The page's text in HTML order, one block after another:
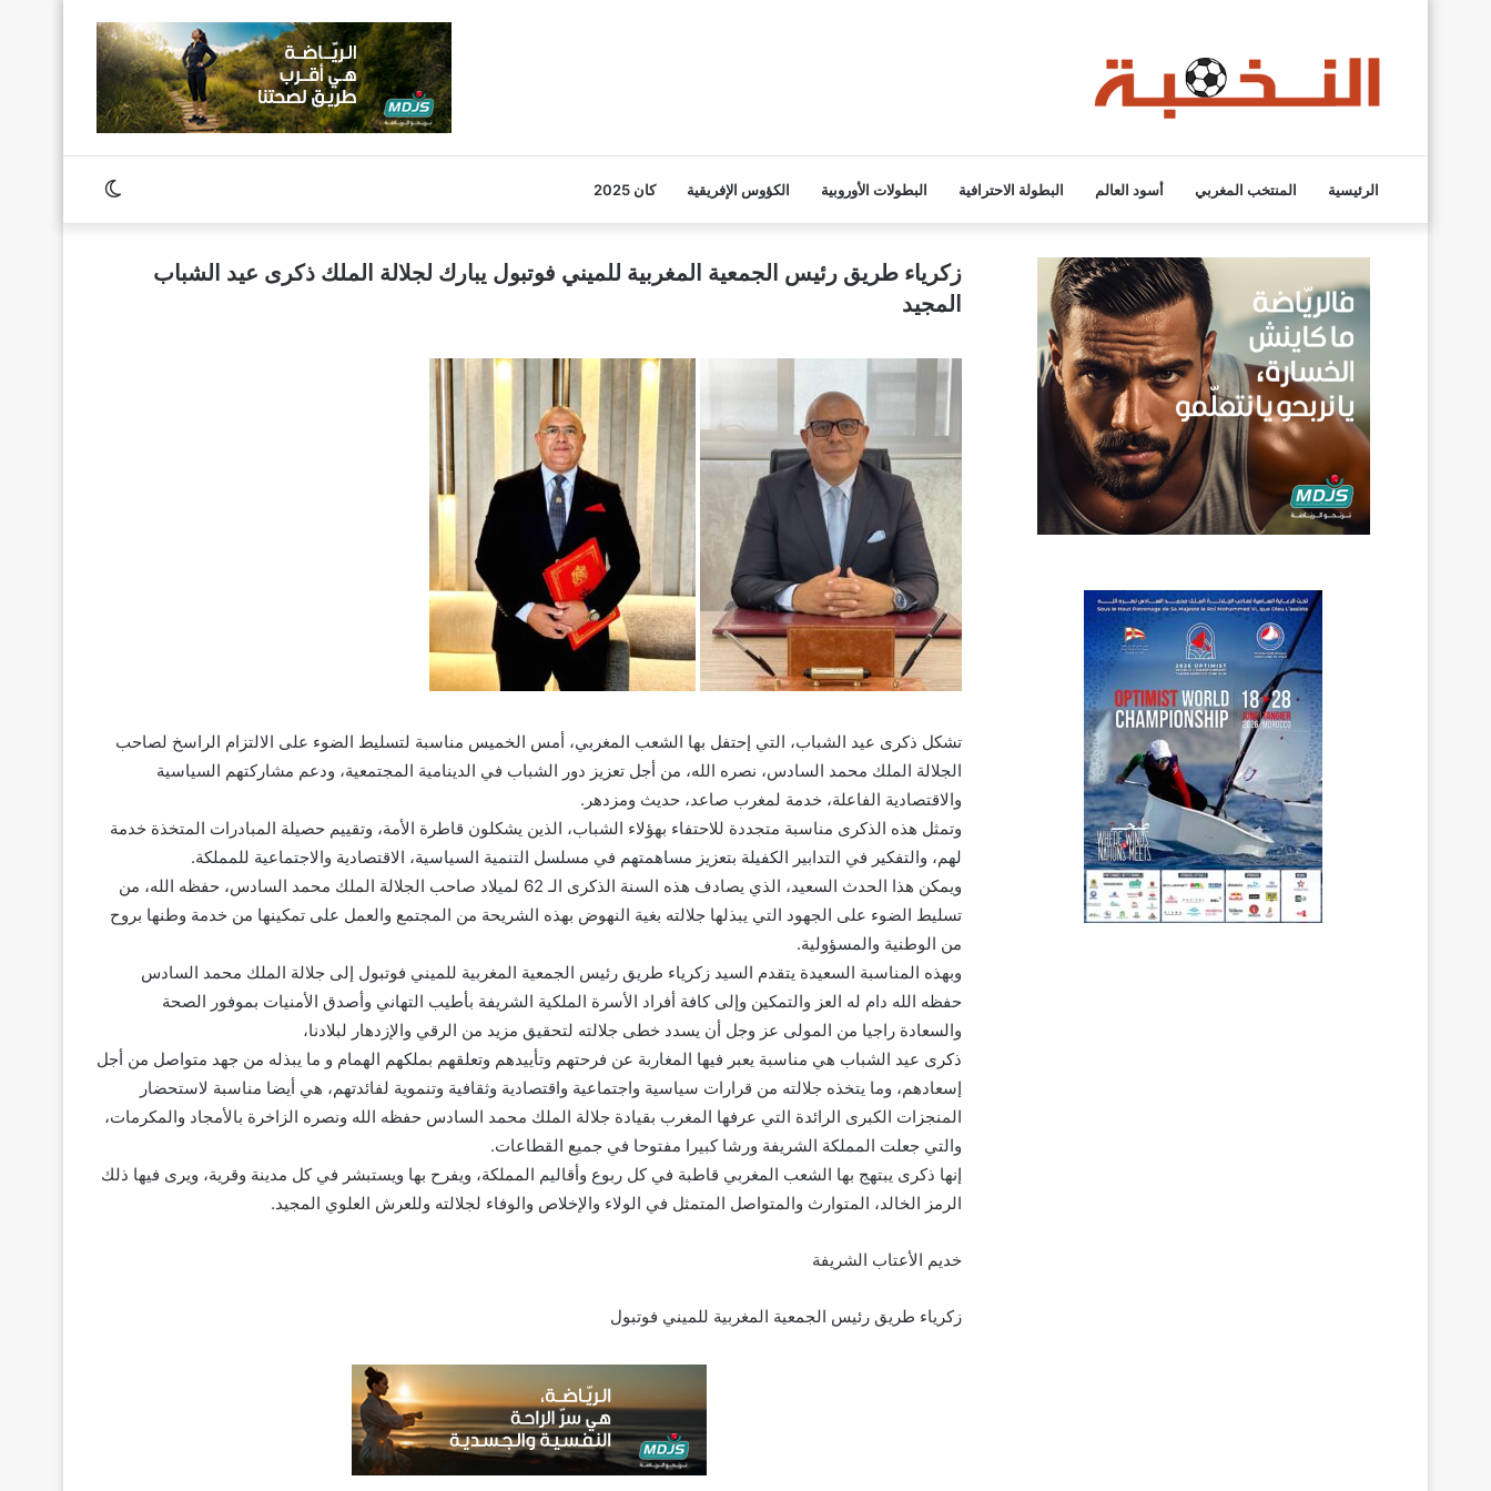
الرئيسية المنتخب المغربي أسود العالم البطولة الاحترافية البطولات الأوروبية الكؤوس الإفريقية كان 2025
زكرياء طريق رئيس الجمعية المغربية للميني فوتبول يبارك لجلالة الملك ذكرى عيد الشباب
المجيد
تشكل ذكرى عيد الشباب، التي إحتفل بها الشعب المغربي، أمس الخميس مناسبة لتسليط الضوء على الالتزام الراسخ لصاحب
الجلالة الملك محمد السادس، نصره الله، من أجل تعزيز دور الشباب في الدينامية المجتمعية، ودعم مشاركتهم السياسية
والاقتصادية الفاعلة، خدمة لمغرب صاعد، حديث ومزدهر.
وتمثل هذه الذكرى مناسبة متجددة للاحتفاء بهؤلاء الشباب، الذين يشكلون قاطرة الأمة، وتقييم حصيلة المبادرات المتخذة خدمة
لهم، والتفكير في التدابير الكفيلة بتعزيز مساهمتهم في مسلسل التنمية السياسية، الاقتصادية والاجتماعية للمملكة.
ويمكن هذا الحدث السعيد، الذي يصادف هذه السنة الذكرى الـ 62 لميلاد صاحب الجلالة الملك محمد السادس، حفظه الله، من
تسليط الضوء على الجهود التي يبذلها جلالته بغية النهوض بهذه الشريحة من المجتمع والعمل على تمكينها من خدمة وطنها بروح
من الوطنية والمسؤولية.
وبهذه المناسبة السعيدة يتقدم السيد زكرياء طريق رئيس الجمعية المغربية للميني فوتبول إلى جلالة الملك محمد السادس
حفظه الله دام له العز والتمكين وإلى كافة أفراد الأسرة الملكية الشريفة بأطيب التهاني وأصدق الأمنيات بموفور الصحة
والسعادة راجيا من المولى عز وجل أن يسدد خطى جلالته لتحقيق مزيد من الرقي والإزدهار لبلادنا،
ذكرى عيد الشباب هي مناسبة يعبر فيها المغاربة عن فرحتهم وتأييدهم وتعلقهم بملكهم الهمام و ما يبذله من جهد متواصل من أجل
إسعادهم، وما يتخذه جلالته من قرارات سياسية واجتماعية واقتصادية وثقافية وتنموية لفائدتهم، هي أيضا مناسبة لاستحضار
المنجزات الكبرى الرائدة التي عرفها المغرب بقيادة جلالة الملك محمد السادس حفظه الله ونصره الزاخرة بالأمجاد والمكرمات،
والتي جعلت المملكة الشريفة ورشا كبيرا مفتوحا في جميع القطاعات.
إنها ذكرى يبتهج بها الشعب المغربي قاطبة في كل ربوع وأقاليم المملكة، ويفرح بها ويستبشر في كل مدينة وقرية، ويرى فيها ذلك
الرمز الخالد، المتوارث والمتواصل المتمثل في الولاء والإخلاص والوفاء لجلالته وللعرش العلوي المجيد.
خديم الأعتاب الشريفة
زكرياء طريق رئيس الجمعية المغربية للميني فوتبول